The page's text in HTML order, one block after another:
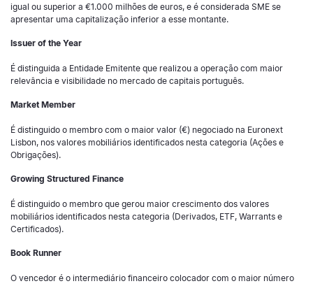
igual ou superior a €1.000 milhões de euros, e é considerada SME se
apresentar uma capitalização inferior a esse montante.
Issuer of the Year
É distinguida a Entidade Emitente que realizou a operação com maior
relevância e visibilidade no mercado de capitais português.
Market Member
É distinguido o membro com o maior valor (€) negociado na Euronext
Lisbon, nos valores mobiliários identificados nesta categoria (Ações e
Obrigações).
Growing Structured Finance
É distinguido o membro que gerou maior crescimento dos valores
mobiliários identificados nesta categoria (Derivados, ETF, Warrants e
Certificados).
Book Runner
O vencedor é o intermediário financeiro colocador com o maior número